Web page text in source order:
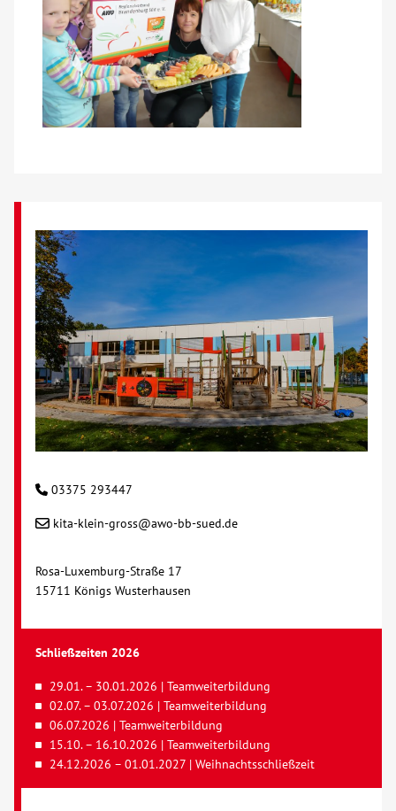
Mitmachen
Karriere
Ausbildung
Kontakt
AWO BB Süd
03375 293447
kita-klein-gross@awo-bb-sued.de
Rosa-Luxemburg-Straße 17
15711 Königs Wusterhausen
Schließzeiten 2026
29.01. – 30.01.2026 | Teamweiterbildung
02.07. – 03.07.2026 | Teamweiterbildung
06.07.2026 | Teamweiterbildung
15.10. – 16.10.2026 | Teamweiterbildung
24.12.2026 – 01.01.2027 | Weihnachtsschließzeit